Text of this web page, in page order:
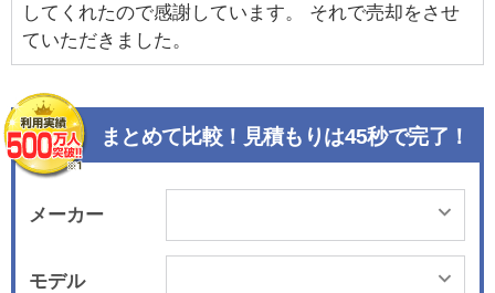
してくれたので感謝しています。 それで売却をさせ
ていただきました。
まとめて比較！見積もりは45秒で完了！
メーカー
モデル